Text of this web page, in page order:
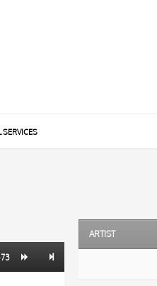
ARTIST